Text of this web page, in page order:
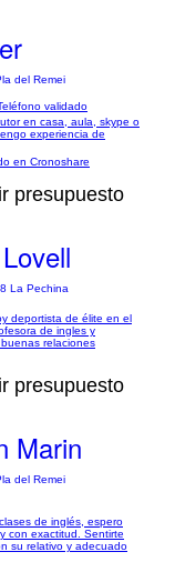
del Remei
validado
en casa, aula, skype o
experiencia de
en Cronoshare
presupuesto
La Pechina
deportista de élite en el
de ingles y
relaciones
presupuesto
Marin
del Remei
de inglés, espero
con exactitud. Sentirte
su relativo y adecuado